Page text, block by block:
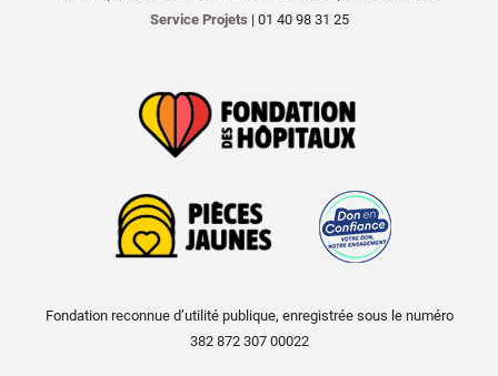
Service Projets | 01 40 98 31 25
Fondation reconnue d’utilité publique, enregistrée sous le numéro
382 872 307 00022